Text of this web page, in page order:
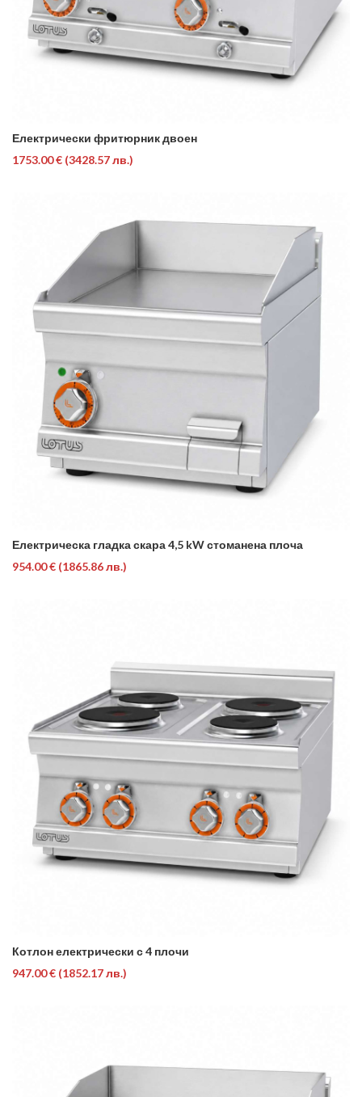
Електрически фритюрник двоен
1753.00 € (3428.57 лв.)
Електрическа гладка скара 4,5 kW стоманена плоча
954.00 € (1865.86 лв.)
Котлон електрически с 4 плочи
947.00 € (1852.17 лв.)